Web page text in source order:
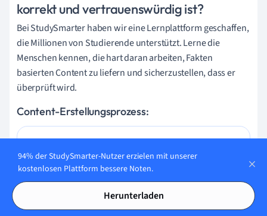
korrekt und vertrauenswürdig ist?
Bei StudySmarter haben wir eine Lernplattform geschaffen,
die Millionen von Studierende unterstützt. Lerne die
Menschen kennen, die hart daran arbeiten, Fakten
basierten Content zu liefern und sicherzustellen, dass er
überprüft wird.
Content-Erstellungsprozess:
Lily Hulatt
Digital Content Specialist
Lily Hulatt ist Digital Content Specialist mit über drei
94% der StudySmarter-Nutzer erzielen mit unserer
kostenlosen Plattform bessere Noten.
Herunterladen